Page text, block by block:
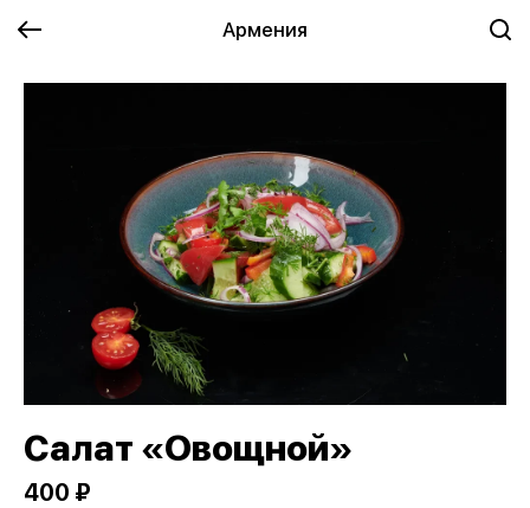
Армения
Салат «Овощной»
400 ₽